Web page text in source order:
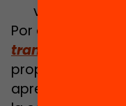
vulnerables.
Por ello, la
transformación
propone y
aprendizaje